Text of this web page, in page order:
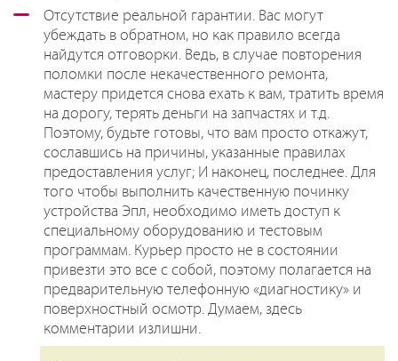
Отсутствие реальной гарантии. Вас могут
убеждать в обратном, но как правило всегда
найдутся отговорки. Ведь, в случае повторения
поломки после некачественного ремонта,
мастеру придется снова ехать к вам, тратить время
на дорогу, терять деньги на запчастях и т.д.
Поэтому, будьте готовы, что вам просто откажут,
сославшись на причины, указанные правилах
предоставления услуг; И наконец, последнее. Для
того чтобы выполнить качественную починку
устройства Эпл, необходимо иметь доступ к
специальному оборудованию и тестовым
программам. Курьер просто не в состоянии
привезти это все с собой, поэтому полагается на
предварительную телефонную «диагностику» и
поверхностный осмотр. Думаем, здесь
комментарии излишни.